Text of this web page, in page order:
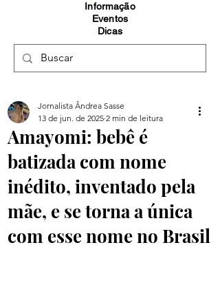
Informação
Eventos
Dicas
Amayomi: bebê é
batizada com nome
inédito, inventado pela
mãe, e se torna a única
com esse nome no Brasil
Jornalista Ândrea Sasse
13 de jun. de 2025 2 min de leitura